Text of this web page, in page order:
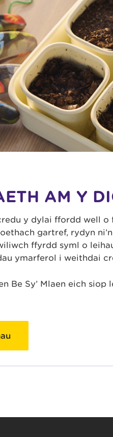
AM Y
y dylai ffordd well
gartref, rydyn
ffyrdd syml o
ymarferol i weithdai
Be Sy’ Mlaen eich